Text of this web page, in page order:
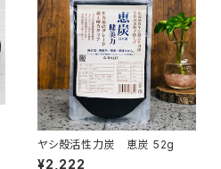
ヤシ殻活性力炭 恵炭 52g
¥2,222